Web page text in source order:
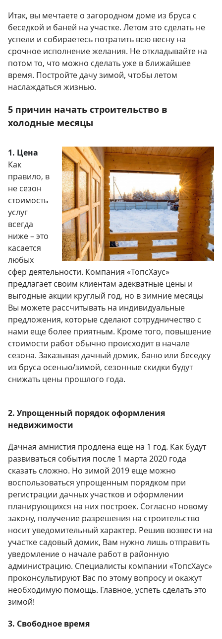
Итак, вы мечтаете о загородном доме из бруса с
беседкой и баней на участке. Летом это сделать не
успели и собираетесь потратить всю весну на
срочное исполнение желания. Не откладывайте на
потом то, что можно сделать уже в ближайшее
время. Постройте дачу зимой, чтобы летом
наслаждаться жизнью.
5 причин начать строительство в
холодные месяцы
1. Цена
Как
правило, в
не сезон
стоимость
услуг
всегда
ниже – это
касается
любых
сфер деятельности. Компания «ТопсХаус»
предлагает своим клиентам адекватные цены и
выгодные акции круглый год, но в зимние месяцы
Вы можете рассчитывать на индивидуальные
предложения, которые сделают сотрудничество с
нами еще более приятным. Кроме того, повышение
стоимости работ обычно происходит в начале
сезона. Заказывая дачный домик, баню или беседку
из бруса осенью/зимой, сезонные скидки будут
снижать цены прошлого года.
2. Упрощенный порядок оформления
недвижимости
Дачная амнистия продлена еще на 1 год. Как будут
развиваться события после 1 марта 2020 года
сказать сложно. Но зимой 2019 еще можно
воспользоваться упрощенным порядком при
регистрации дачных участков и оформлении
планирующихся на них построек. Согласно новому
закону, получение разрешения на строительство
носит уведомительный характер. Решив возвести на
участке садовый домик, Вам нужно лишь отправить
уведомление о начале работ в районную
администрацию. Специалисты компании «ТопсХаус»
проконсультируют Вас по этому вопросу и окажут
необходимую помощь. Главное, успеть сделать это
зимой!
3. Свободное время